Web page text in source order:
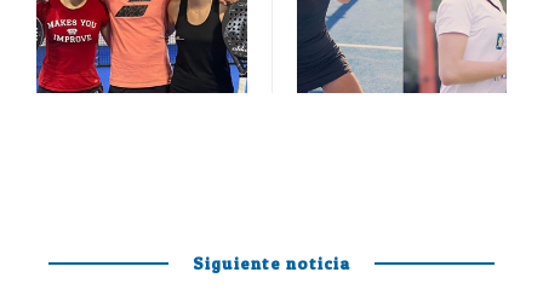
Siguiente noticia